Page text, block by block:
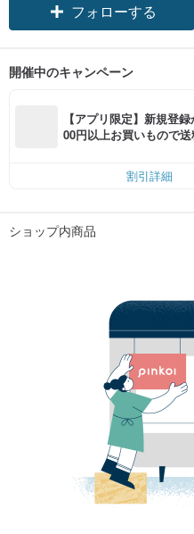
フォローする
開催中のキャンペーン
【アプリ限定】新規登
00円以上お買いもので
割引詳細
ショップ内商品